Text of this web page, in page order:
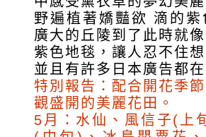
野遍植著嬌豔欲 滴的紫
廣大的丘陵到了此時就
紫色地毯，讓人忍不住
並且有許多日本廣告都在
特別報告：配合開花季
觀盛開的美麗花田。
5月：水仙、風信子(上